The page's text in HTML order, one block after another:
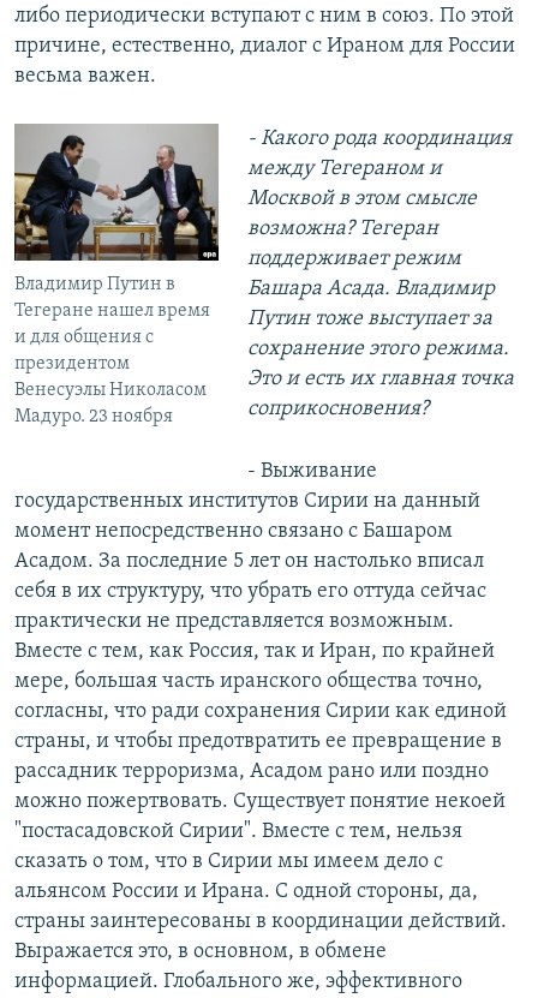
либо периодически вступают с ним в союз. По этой
причине, естественно, диалог с Ираном для России
весьма важен.
Владимир Путин в
Тегеране нашел время
и для общения с
президентом
Венесуэлы Николасом
Мадуро. 23 ноября
- Какого рода координация
между Тегераном и
Москвой в этом смысле
возможна? Тегеран
поддерживает режим
Башара Асада. Владимир
Путин тоже выступает за
сохранение этого режима.
Это и есть их главная точка
соприкосновения?
- Выживание
государственных институтов Сирии на данный
момент непосредственно связано с Башаром
Асадом. За последние 5 лет он настолько вписал
себя в их структуру, что убрать его оттуда сейчас
практически не представляется возможным.
Вместе с тем, как Россия, так и Иран, по крайней
мере, большая часть иранского общества точно,
согласны, что ради сохранения Сирии как единой
страны, и чтобы предотвратить ее превращение в
рассадник терроризма, Асадом рано или поздно
можно пожертвовать. Существует понятие некоей
"постасадовской Сирии". Вместе с тем, нельзя
сказать о том, что в Сирии мы имеем дело с
альянсом России и Ирана. С одной стороны, да,
страны заинтересованы в координации действий.
Выражается это, в основном, в обмене
информацией. Глобального же, эффективного